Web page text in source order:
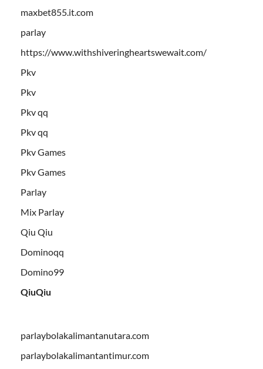
maxbet855.it.com
parlay
https://www.withshiveringheartswewait.com/
Pkv
Pkv
Pkv qq
Pkv qq
Pkv Games
Pkv Games
Parlay
Mix Parlay
Qiu Qiu
Dominoqq
Domino99
QiuQiu
parlaybolakalimantanutara.com
parlaybolakalimantantimur.com